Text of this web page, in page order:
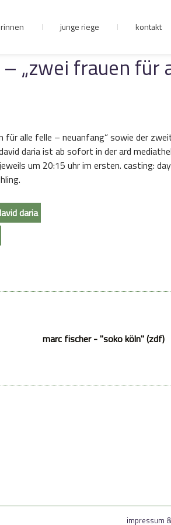
junge riege kontakt
„zwei frauen für
für alle felle – neuanfang“ sowie der
daria ist ab sofort in der ard
um 20:15 uhr im ersten. casting:
daria
marc fischer - "soko köln" (zdf)
impressum